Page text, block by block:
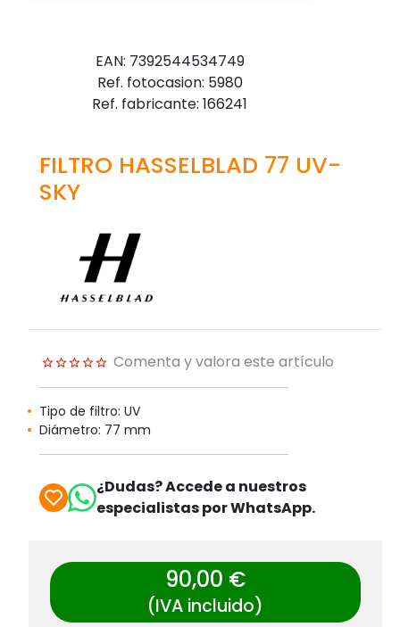
EAN: 7392544534749
Ref. fotocasion: 5980
Ref. fabricante: 166241
FILTRO HASSELBLAD 77 UV-
SKY
Comenta y valora este artículo
Tipo de filtro: UV
Diámetro: 77 mm
¿Dudas? Accede a nuestros
especialistas por WhatsApp.
90,00 €
(IVA incluido)